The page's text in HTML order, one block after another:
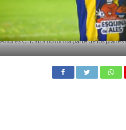
Andrés Chicaiza no forma parte de los planes